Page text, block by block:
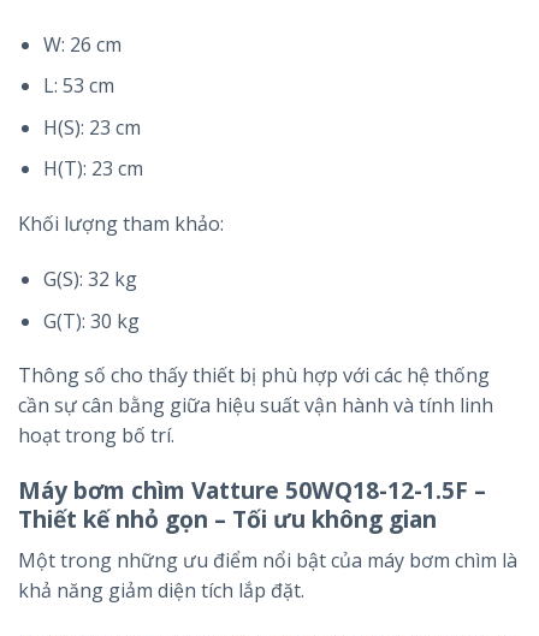
W: 26 cm
L: 53 cm
H(S): 23 cm
H(T): 23 cm
Khối lượng tham khảo:
G(S): 32 kg
G(T): 30 kg
Thông số cho thấy thiết bị phù hợp với các hệ thống
cần sự cân bằng giữa hiệu suất vận hành và tính linh
hoạt trong bố trí.
Máy bơm chìm Vatture 50WQ18-12-1.5F –
Thiết kế nhỏ gọn – Tối ưu không gian
Một trong những ưu điểm nổi bật của máy bơm chìm là
khả năng giảm diện tích lắp đặt.